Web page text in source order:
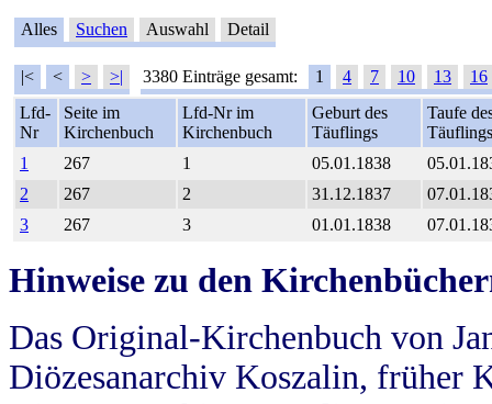
Alles Suchen Auswahl Detail
|< < > >| 3380 Einträge gesamt: 1 4 7 10 13
16
Lfd-
Nr
Seite im
Kirchenbuch
Lfd-Nr im
Kirchenbuch
Geburt des
Täuflings
Taufe
Täuflings
1
267 1 05.01.1838
2
267 2 31.12.1837
3
267 3 01.01.1838
Hinweise zu den
Das Original-Kirchenbuch von
Diözesanarchiv Koszalin, früher